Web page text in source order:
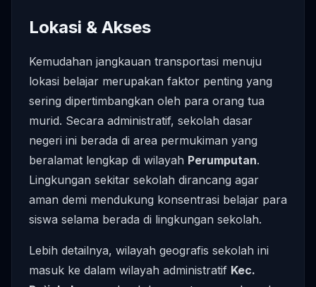
Lokasi & Akses
Kemudahan jangkauan transportasi menuju
lokasi belajar merupakan faktor penting yang
sering dipertimbangkan oleh para orang tua
murid. Secara administratif, sekolah dasar
negeri ini berada di area permukiman yang
beralamat lengkap di wilayah Perumputan.
Lingkungan sekitar sekolah dirancang agar
aman demi mendukung konsentrasi belajar para
siswa selama berada di lingkungan sekolah.
Lebih detailnya, wilayah geografis sekolah ini
masuk ke dalam wilayah administratif Kec.